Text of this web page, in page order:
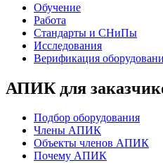
Обучение
Работа
Стандарты и СНиПы
Исследования
Верификация
АПИК для
Подбор оборудования
Члены АПИК
Объекты членов АПИК
Почему АПИК